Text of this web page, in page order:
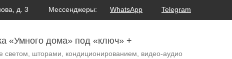
д. 3 Мессенджеры: WhatsApp Telegram
«Умного дома» под «ключ» +
светом, шторами, кондиционированием, видео-аудио